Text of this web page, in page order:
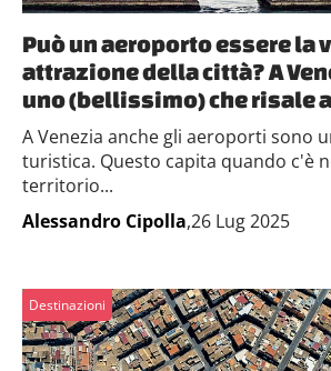
Può un aeroporto essere la
attrazione della città? A
uno (bellissimo) che risale
A Venezia anche gli aeroporti sono
turistica. Questo capita quando c'è
territorio...
Alessandro Cipolla,26 Lug 2025
Destinazioni